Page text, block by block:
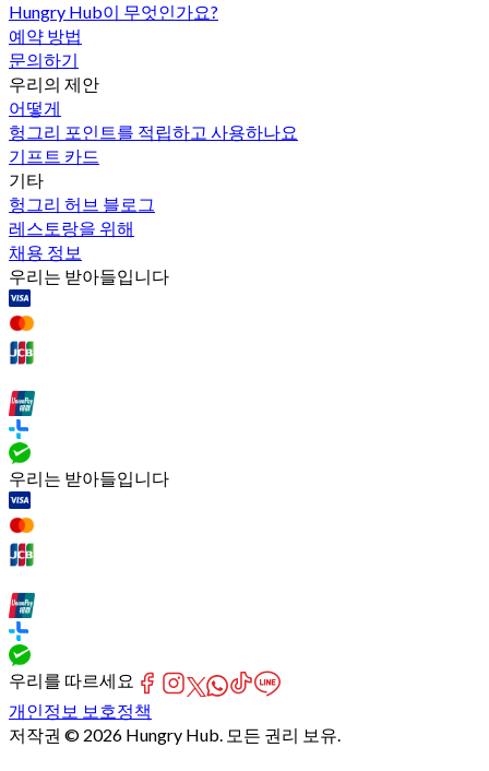
Hungry Hub이 무엇인가요?
예약 방법
문의하기
우리의 제안
어떻게
헝그리 포인트를 적립하고 사용하나요
기프트 카드
기타
헝그리 허브 블로그
레스토랑을 위해
채용 정보
우리는 받아들입니다
우리는 받아들입니다
우리를 따르세요
개인정보 보호정책
저작권 © 2026 Hungry Hub. 모든 권리 보유.